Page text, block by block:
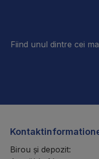
Fiind unul dintre cei
Birou și depozit: